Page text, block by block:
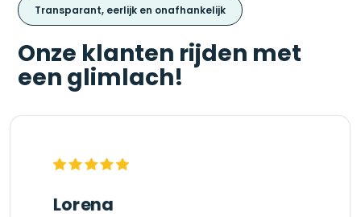
Transparant, eerlijk en onafhankelijk
Onze klanten rijden met
een glimlach!
Lorena